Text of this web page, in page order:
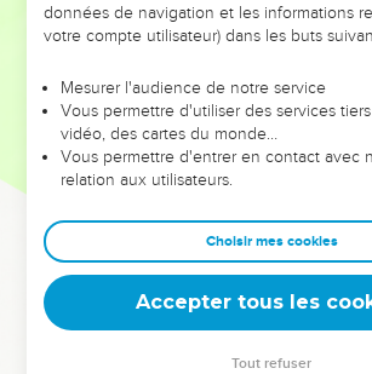
main de ses serviteurs ; et après cela elle
comme aux jours d'autrefois, dit l'Éternel.
Israël délivré
Et toi, mon serviteur Jacob, ne crains
pas, Israël ! car voici, je te sauve d'un pays
sera tranquille et en repos, et il n'y aura
l'effraye.
Toi, mon serviteur Jacob, ne crains
je suis avec toi ; car je détruirai
nations où je t'ai chassé, mais je ne te
données de navigation et les informations
votre compte utilisateur) dans les buts
Mesurer l'audience de notre service
Vous permettre d'utiliser des services
vidéo, des cartes du monde…
Vous permettre d'entrer en contact avec
relation aux utilisateurs.
Choisir mes cookies
Accepter tous les
Tout refuser